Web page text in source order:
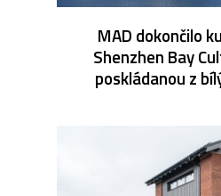
MAD dokončilo
Shenzhen Bay
poskládanou z